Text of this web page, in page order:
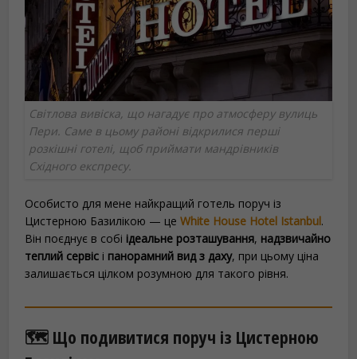
Світлова вивіска, що нагадує про атмосферу вулиць
Пери. Саме в цьому районі відкрилися перші
розкішні готелі, щоб приймати мандрівників
Східного експресу.
Особисто для мене найкращий готель поруч із
Цистерною Базилікою — цеWhite House Hotel Istanbul.
Він поєднує в собі ідеальне розташування, надзвичайно
теплий сервіс і панорамний вид з даху, при цьому ціна
залишається цілком розумною для такого рівня.
🗺️ Що подивитися поруч із Цистерною